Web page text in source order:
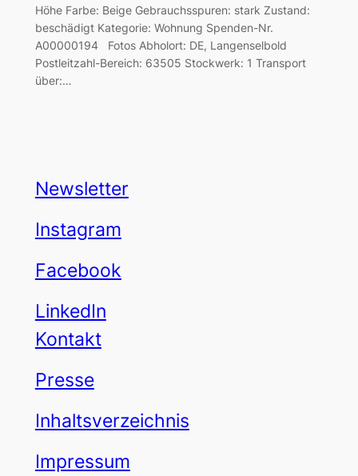
Höhe Farbe: Beige Gebrauchsspuren: stark Zustand:
beschädigt Kategorie: Wohnung Spenden-Nr.
A00000194 Fotos Abholort: DE, Langenselbold
Postleitzahl-Bereich: 63505 Stockwerk: 1 Transport
über:…
Newsletter
Instagram
Facebook
LinkedIn
Kontakt
Presse
Inhaltsverzeichnis
Impressum